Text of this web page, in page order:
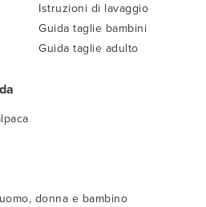
donna e bambino
Istruzioni di lavaggio
Guida taglie bambini
Guida taglie adulto